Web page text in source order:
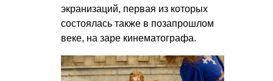
экранизаций, первая из которых
состоялась также в позапрошлом
веке, на заре кинематографа.